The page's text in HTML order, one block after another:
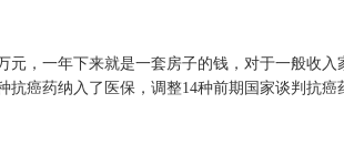
元，一年下来就是一套房子的钱，对于一般收
抗癌药纳入了医保，调整14种前期国家谈判抗